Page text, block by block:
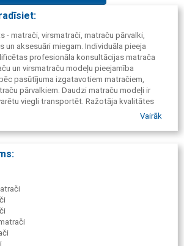
- matrači, virsmatrači, matraču pārvalki,
un aksesuāri miegam. Individuāla pieeja
profesionāla konsultācijas matrača
un virsmatraču modeļu pieejamība
pasūtījuma izgatavotiem matračiem,
pārvalkiem. Daudzi matraču modeļi ir
viegli transportēt. Ražotāja kvalitātes
individuālus matračus ar nestandarta
Vairāk